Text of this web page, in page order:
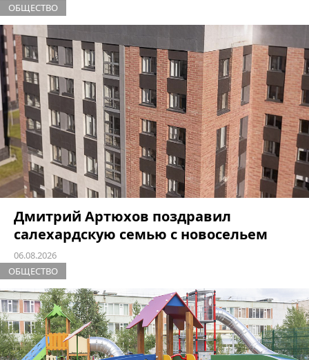
ОБЩЕСТВО
Дмитрий Артюхов поздравил
салехардскую семью с новосельем
06.08.2026
ОБЩЕСТВО